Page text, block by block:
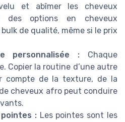
et abîmer les cheveux
des options en cheveux
de qualité, même si le prix
personnalisée : Chaque
Copier la routine d’une autre
compte de la texture, de la
cheveux afro peut conduire
:Les pointes sont les